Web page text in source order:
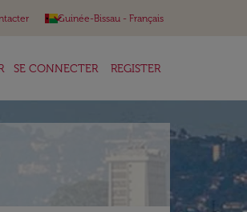
Guinée-Bissau - Français
keyboard_arrow_down
SE CONNECTER REGISTER